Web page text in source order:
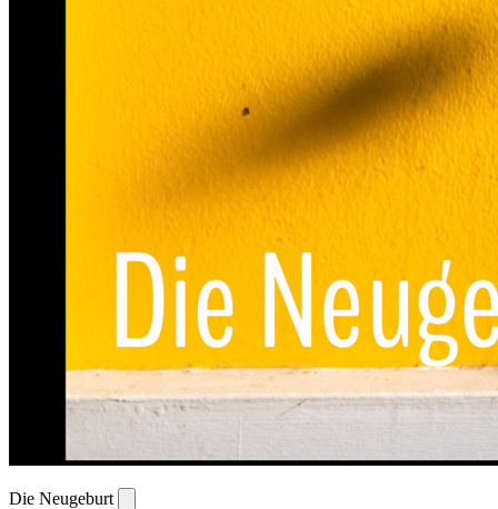
Die Neugeburt